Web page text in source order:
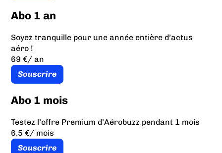
Abo 1 an
Soyez tranquille pour une année entière d’actus
aéro !
69 €/ an
Souscrire
Abo 1 mois
Testez l’offre Premium d’Aérobuzz pendant 1 mois
6.5 €/ mois
Souscrire